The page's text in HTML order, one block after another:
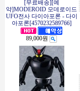
[무료배송][예
약]MODEROID 모데로이드
UFO전사 다이아포론 - 다이
아포론[4570232589766]
89,000원